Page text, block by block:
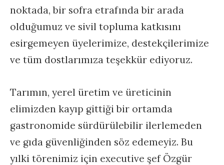
noktada, bir sofra etrafında bir arada
olduğumuz ve sivil topluma katkısını
esirgemeyen üyelerimize, destekçilerimize
ve tüm dostlarımıza teşekkür ediyoruz.
Tarımın, yerel üretim ve üreticinin
elimizden kayıp gittiği bir ortamda
gastronomide sürdürülebilir ilerlemeden
ve gıda güvenliğinden söz edemeyiz. Bu
yılki törenimiz için executive şef Özgür